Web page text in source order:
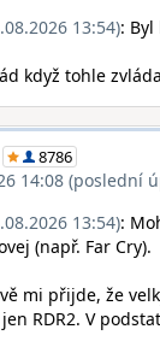
13:54):
když tohle
8786
14:08 (poslední
13:54):
(např. Far Cry).
mi přijde, že
RDR2. V